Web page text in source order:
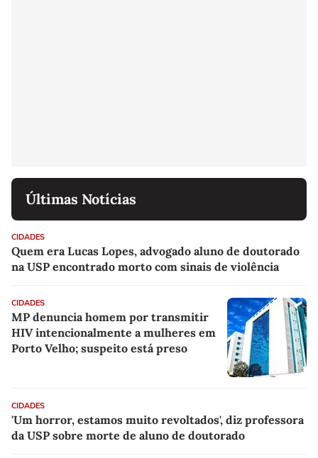
Últimas Notícias
CIDADES
Quem era Lucas Lopes, advogado aluno de doutorado
na USP encontrado morto com sinais de violência
CIDADES
MP denuncia homem por transmitir
HIV intencionalmente a mulheres em
Porto Velho; suspeito está preso
CIDADES
'Um horror, estamos muito revoltados', diz professora
da USP sobre morte de aluno de doutorado